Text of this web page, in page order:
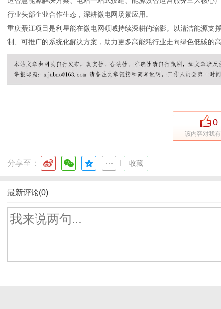
行业头部企业合作生态，深耕微电网场景应用。
重庆綦江项目是利星能在微电网领域持续深耕的缩影。以清洁能源支
制、可推广的系统化解决方案，助力更多高能耗行业走向绿色低碳的
0
该内容对我
分享至： 收藏
最新评论(0)